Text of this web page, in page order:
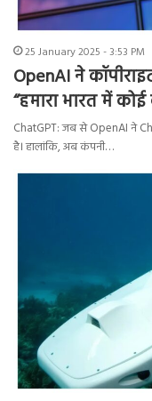
25 January 2025 - 3:53 PM
OpenAI ने
“हमारा भारत में
ChatGPT: जब से OpenAI ने
है। हालांकि, अब कंपनी…